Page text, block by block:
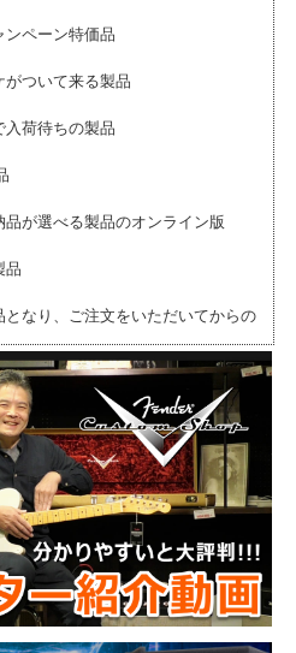
ンペーン特価品
ついて来る製品
入荷待ちの製品
が選べる製品のオンライン版
品
となり、ご注文をいただいてからの